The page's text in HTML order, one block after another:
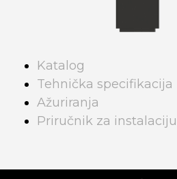
Katalog
Tehnička specifikacija
Ažuriranja
Priručnik za instalaciju